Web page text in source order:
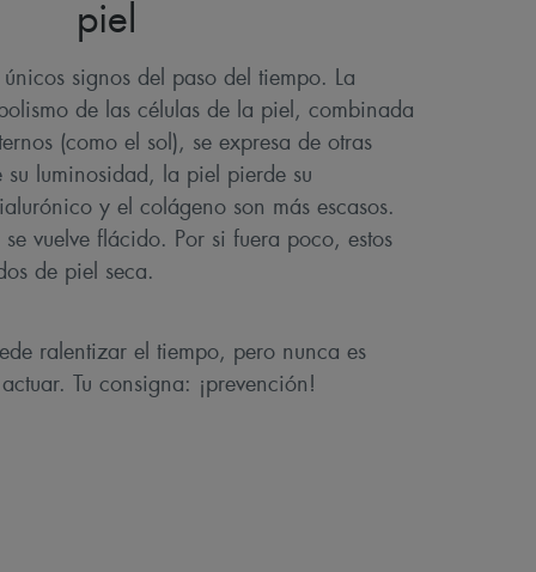
piel
signos del paso del tiempo. La
de las células de la piel, combinada
(como el sol), se expresa de otras
su luminosidad, la piel pierde su
y el colágeno son más escasos.
vuelve flácido. Por si fuera poco, estos
de piel seca.
ralentizar el tiempo, pero nunca es
Tu consigna: ¡prevención!